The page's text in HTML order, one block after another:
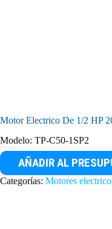
Motor Electrico De 1/2 HP
Modelo: TP-C50-1SP2
AÑADIR AL
Categorías: Motores